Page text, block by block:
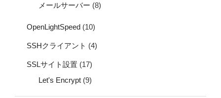
メールサーバー (8)
OpenLightSpeed (10)
SSHクライアント (4)
SSLサイト設置 (17)
Let's Encrypt (9)